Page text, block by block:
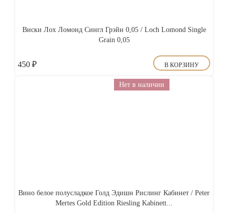
Виски Лох Ломонд Сингл Грэйн 0,05 / Loch Lomond Single
Grain 0,05
450 ₽ В КОРЗИНУ
Нет в наличии
Вино белое полусладкое Голд Эдишн Рислинг Кабинет / Peter
Mertes Gold Edition Riesling Kabinett...